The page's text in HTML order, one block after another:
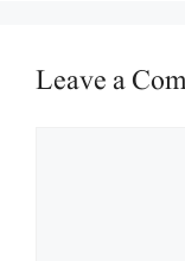
Leave a